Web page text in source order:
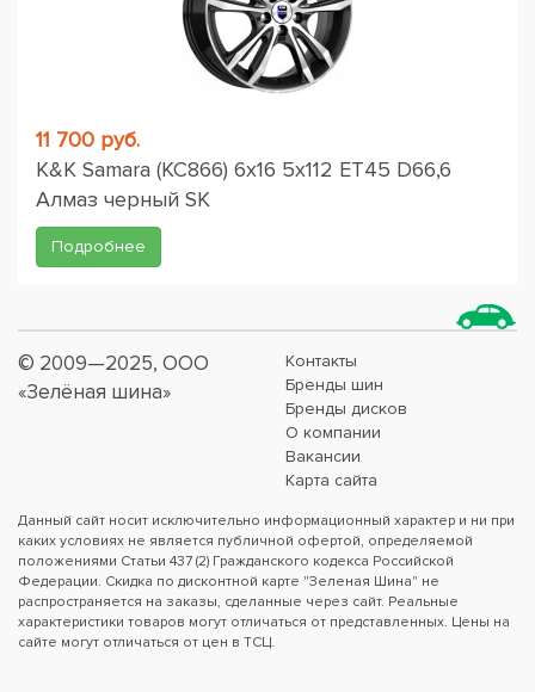
11 700 руб.
K&K Samara (КС866) 6x16 5x112 ET45 D66,6
Алмаз черный SK
Подробнее
© 2009—2025, ООО
«Зелёная шина»
Контакты
Бренды шин
Бренды дисков
О компании
Вакансии
Карта сайта
Данный сайт носит исключительно информационный характер и ни при
каких условиях не является публичной офертой, определяемой
положениями Статьи 437 (2) Гражданского кодекса Российской
Федерации. Скидка по дисконтной карте "Зеленая Шина" не
распространяется на заказы, сделанные через сайт. Реальные
характеристики товаров могут отличаться от представленных. Цены на
сайте могут отличаться от цен в ТСЦ.